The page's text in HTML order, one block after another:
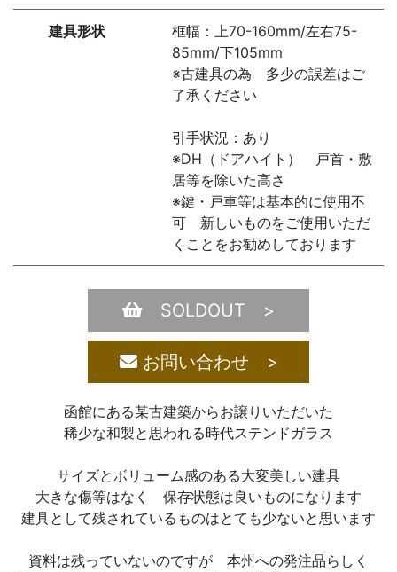
建具形状
框幅：上70-160mm/左右75-
85mm/下105mm
※古建具の為 多少の誤差はご
了承ください
引手状況：あり
※DH（ドアハイト） 戸首・敷
居等を除いた高さ
※鍵・戸車等は基本的に使用不
可 新しいものをご使用いただ
くことをお勧めしております
SOLDOUT >
お問い合わせ >
函館にある某古建築からお譲りいただいた
稀少な和製と思われる時代ステンドガラス
サイズとボリューム感のある大変美しい建具
大きな傷等はなく 保存状態は良いものになります
建具として残されているものはとても少ないと思います
資料は残っていないのですが 本州への発注品らしく